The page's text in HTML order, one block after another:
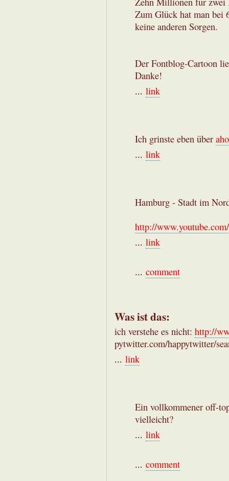
Zum Glück hat man bei
keine anderen Sorgen.
Der Fontblog-Cartoon
Danke!
... link
Ich grinste eben über
... link
Hamburg - Stadt im
http://
... link
... comment
Was ist das:
ich verstehe es nicht: http://
pytwitter.com/happytwitter/
... link
Ein vollkommener off-
vielleicht?
... link
... comment